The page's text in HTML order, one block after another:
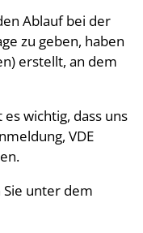
Ablauf bei der
zu geben, haben
erstellt, an dem
wichtig, dass uns
VDE
unter dem